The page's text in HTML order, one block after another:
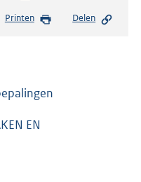
s
s
r
Printen Delen
EN